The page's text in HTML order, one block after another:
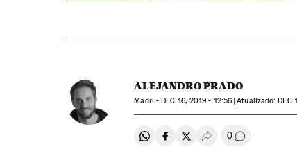
ALEJANDRO PRADO
Madri - DEC 16, 2019 - 12:56 atualizado: DEC
Compartir en Whatsapp
Compartir en Facebook
Compartir en Twitter
Desplegar Redes
0 Comentários